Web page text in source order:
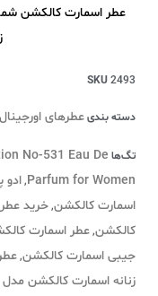
SKU2493
دسته بندیعطرهای اورجینال
تگ‌ها No-531 Eau De
Parfum for Women
,ادو
اسمارت کالکشن,خرید
کالکشن,عطر اسمارت
جیبی اسمارت کالکشن,
زنانه اسمارت کالکشن مدل victoria secret bombshell